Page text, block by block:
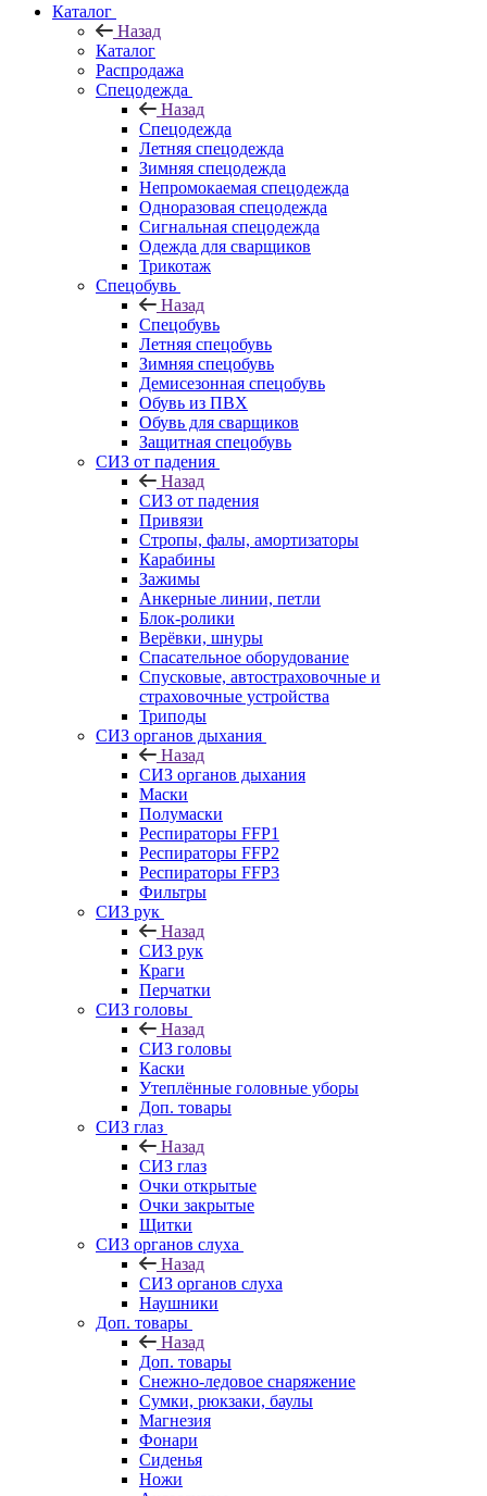
Каталог
Назад
Каталог
Распродажа
Спецодежда
Назад
Спецодежда
Летняя спецодежда
Зимняя спецодежда
Непромокаемая спецодежда
Одноразовая спецодежда
Сигнальная спецодежда
Одежда для сварщиков
Трикотаж
Спецобувь
Назад
Спецобувь
Летняя спецобувь
Зимняя спецобувь
Демисезонная спецобувь
Обувь из ПВХ
Обувь для сварщиков
Защитная спецобувь
СИЗ от падения
Назад
СИЗ от падения
Привязи
Стропы, фалы, амортизаторы
Карабины
Зажимы
Анкерные линии, петли
Блок-ролики
Верёвки, шнуры
Спасательное оборудование
Спусковые, автостраховочные и
страховочные устройства
Триподы
СИЗ органов дыхания
Назад
СИЗ органов дыхания
Маски
Полумаски
Респираторы FFP1
Респираторы FFP2
Респираторы FFP3
Фильтры
СИЗ рук
Назад
СИЗ рук
Краги
Перчатки
СИЗ головы
Назад
СИЗ головы
Каски
Утеплённые головные уборы
Доп. товары
СИЗ глаз
Назад
СИЗ глаз
Очки открытые
Очки закрытые
Щитки
СИЗ органов слуха
Назад
СИЗ органов слуха
Наушники
Доп. товары
Назад
Доп. товары
Снежно-ледовое снаряжение
Сумки, рюкзаки, баулы
Магнезия
Фонари
Сиденья
Ножи